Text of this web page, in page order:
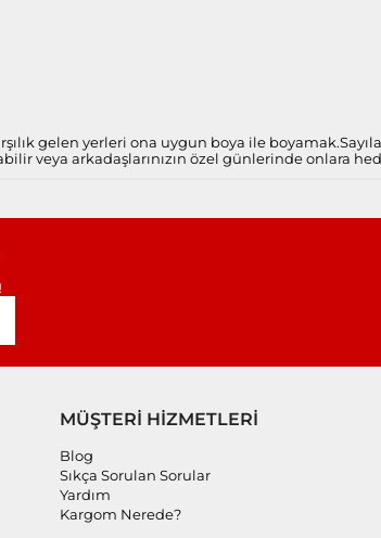
gelen yerleri ona uygun boya ile boyamak.
veya arkadaşlarınızın özel günlerinde onlara
MÜŞTERİ HİZMETLERİ
Blog
Sıkça Sorulan Sorular
Yardım
Kargom Nerede?